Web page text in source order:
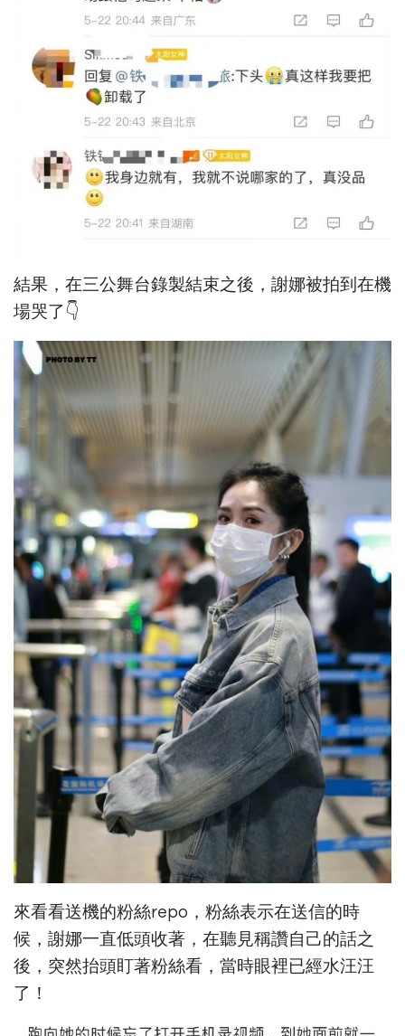
結果，在三公舞台錄製結束之後，謝娜被拍到在機
場哭了👇
來看看送機的粉絲repo，粉絲表示在送信的時
候，謝娜一直低頭收著，在聽見稱讚自己的話之
後，突然抬頭盯著粉絲看，當時眼裡已經水汪汪
了！